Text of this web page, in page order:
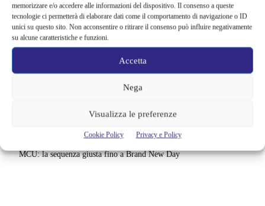
memorizzare e/o accedere alle informazioni del dispositivo. Il consenso a queste
tecnologie ci permetterà di elaborare dati come il comportamento di navigazione o ID
unici su questo sito. Non acconsentire o ritirare il consenso può influire negativamente
su alcune caratteristiche e funzioni.
Accetta
Nega
Visualizza le preferenze
Cookie Policy Privacy e Policy
catalogo: le date da segnare per l’ultimo rewatch
Netflix indaga sul lato oscuro del pollo fritto | Mo Gilligan affronta
84 pasti in 28 giorni: da guardare subito
Uno splendido errore 3 arriva su Netflix, l’ora esatta del debutto in
e debutti: gli appuntamenti da non perdere
Film Marvel in ordine cronologico | Come guardare film e serie del
MCU: la sequenza giusta fino a Brand New Day